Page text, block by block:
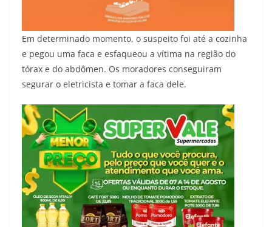
Em determinado momento, o suspeito foi até a cozinha
e pegou uma faca e esfaqueou a vítima na região do
tórax e do abdômen. Os moradores conseguiram
segurar o eletricista e tomar a faca dele.